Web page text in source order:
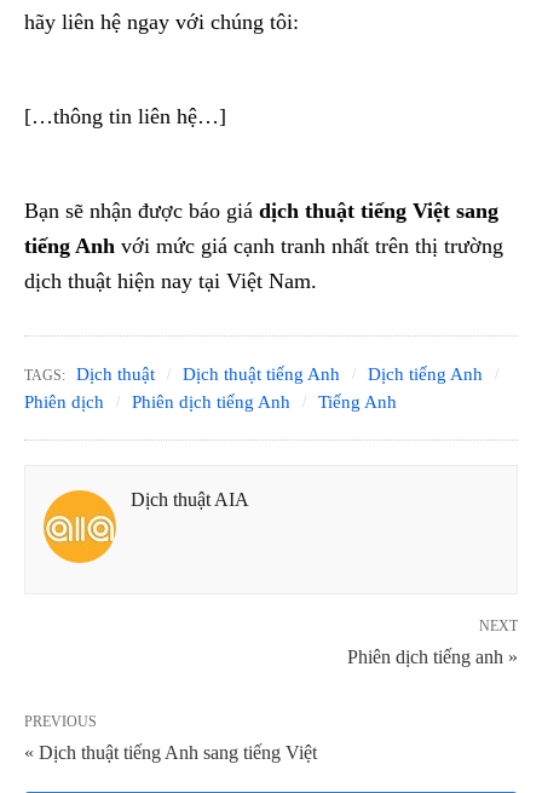
hãy liên hệ ngay với chúng tôi:
[…thông tin liên hệ…]
Bạn sẽ nhận được báo giá dịch thuật tiếng Việt sang
tiếng Anh với mức giá cạnh tranh nhất trên thị trường
dịch thuật hiện nay tại Việt Nam.
TAGS: Dịch thuật Dịch thuật tiếng Anh
Dịch tiếng Anh
Phiên dịch
Phiên dịch tiếng Anh Tiếng Anh
Dịch thuật AIA
NEXT
Phiên dịch tiếng anh »
PREVIOUS
« Dịch thuật tiếng Anh sang tiếng Việt